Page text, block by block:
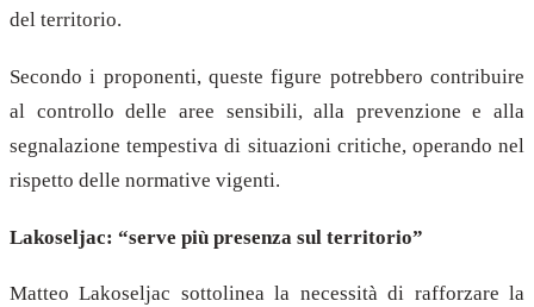
del territorio.
Secondo i proponenti, queste figure potrebbero contribuire
al controllo delle aree sensibili, alla prevenzione e alla
segnalazione tempestiva di situazioni critiche, operando nel
rispetto delle normative vigenti.
Lakoseljac: “serve più presenza sul territorio”
Matteo Lakoseljac sottolinea la necessità di rafforzare la